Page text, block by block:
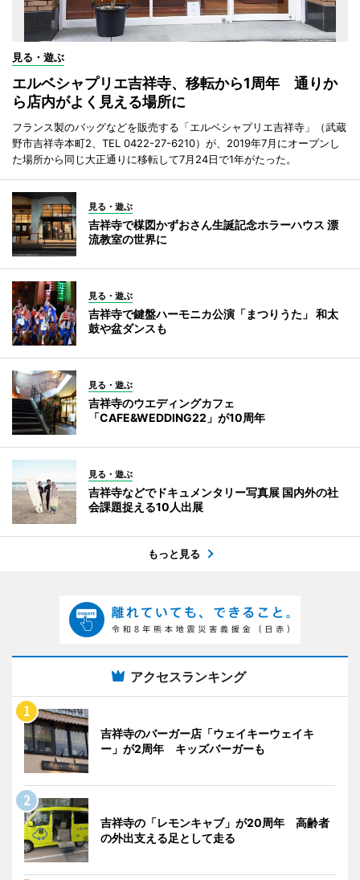
見る・遊ぶ
エルベシャプリエ吉祥寺、移転から1周年 通りか
ら店内がよく見える場所に
フランス製のバッグなどを販売する「エルベシャプリエ吉祥寺」（武蔵
野市吉祥寺本町2、TEL 0422-27-6210）が、2019年7月にオープンし
た場所から同じ大正通りに移転して7月24日で1年がたった。
見る・遊ぶ
吉祥寺で楳図かずおさん生誕記念ホラーハウス 漂
流教室の世界に
見る・遊ぶ
吉祥寺で鍵盤ハーモニカ公演「まつりうた」 和太
鼓や盆ダンスも
見る・遊ぶ
吉祥寺のウエディングカフェ
「CAFE&WEDDING22」が10周年
見る・遊ぶ
吉祥寺などでドキュメンタリー写真展 国内外の社
会課題捉える10人出展
もっと見る
アクセスランキング
吉祥寺のバーガー店「ウェイキーウェイキ
ー」が2周年 キッズバーガーも
吉祥寺の「レモンキャブ」が20周年 高齢者
の外出支える足として走る